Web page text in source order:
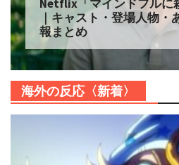
Netflix「マインドフルに
｜キャスト・登場人物・
報まとめ
海外の反応〈新着〉